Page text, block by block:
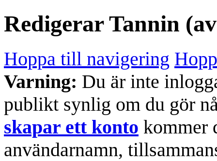
RedigerarTannin
Hoppa till navigering
Varning: Du är inte
publikt synlig om du gör
skapar ett konto kommer
användarnamn,